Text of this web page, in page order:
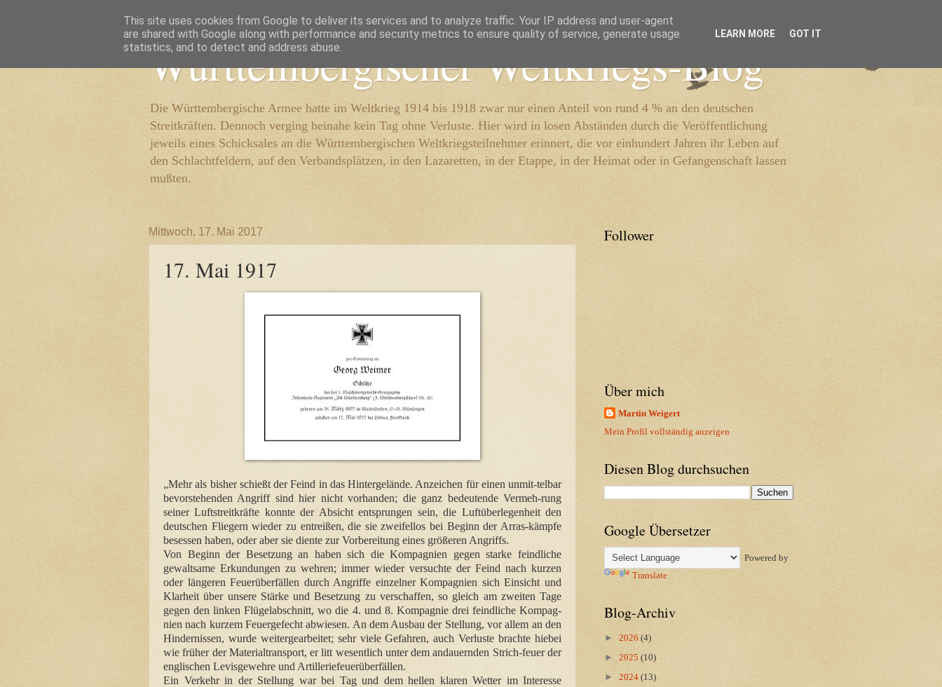
Württembergischer Weltkriegs-Blog
Die Württembergische Armee hatte im Weltkrieg 1914 bis 1918 zwar nur einen Anteil von rund 4 % an den deutschen
Streitkräften. Dennoch verging beinahe kein Tag ohne Verluste. Hier wird in losen Abständen durch die Veröffentlichung
jeweils eines Schicksales an die Württembergischen Weltkriegsteilnehmer erinnert, die vor einhundert Jahren ihr Leben auf
den Schlachtfeldern, auf den Verbandsplätzen, in den Lazaretten, in der Etappe, in der Heimat oder in Gefangenschaft lassen
mußten.
Mittwoch, 17. Mai 2017
17. Mai 1917
„Mehr als bisher schießt der Feind in das Hintergelände. Anzeichen für einen unmit-telbar
bevorstehenden Angriff sind hier nicht vorhanden; die ganz bedeutende Vermeh-rung
seiner Luftstreitkräfte konnte der Absicht entsprungen sein, die Luftüberlegenheit den
deutschen Fliegern wieder zu entreißen, die sie zweifellos bei Beginn der Arras-kämpfe
besessen haben, oder aber sie diente zur Vorbereitung eines größeren Angriffs.
Von Beginn der Besetzung an haben sich die Kompagnien gegen starke feindliche
gewaltsame Erkundungen zu wehren; immer wieder versuchte der Feind nach kurzen
oder längeren Feuerüberfällen durch Angriffe einzelner Kompagnien sich Einsicht und
Klarheit über unsere Stärke und Besetzung zu verschaffen, so gleich am zweiten Tage
gegen den linken Flügelabschnitt, wo die 4. und 8. Kompagnie drei feindliche Kompag-
nien nach kurzem Feuergefecht abwiesen. An dem Ausbau der Stellung, vor allem an den
Hindernissen, wurde weitergearbeitet; sehr viele Gefahren, auch Verluste brachte hiebei
wie früher der Materialtransport, er litt wesentlich unter dem andauernden Strich-feuer der
englischen Levisgewehre und Artilleriefeuerüberfällen.
Ein Verkehr in der Stellung war bei Tag und dem hellen klaren Wetter im Interesse
Follower
Über mich
Martin Weigert
Mein Profil vollständig anzeigen
Diesen Blog durchsuchen
Google Übersetzer
Powered by
Translate
Blog-Archiv
► 2026 (4)
► 2025 (10)
► 2024 (13)
This site uses cookies from Google to deliver its services and to analyze traffic. Your IP address and user-agent
are shared with Google along with performance and security metrics to ensure quality of service, generate usage
statistics, and to detect and address abuse.
LEARN MORE GOT IT